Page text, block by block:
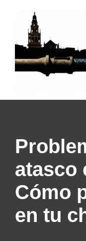
contenido
atasco
Cómo
en tu